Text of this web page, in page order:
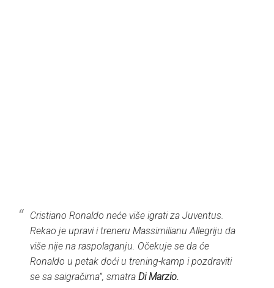
Cristiano Ronaldo neće više igrati za Juventus.
Rekao je upravi i treneru Massimilianu Allegriju da
više nije na raspolaganju. Očekuje se da će
Ronaldo u petak doći u trening-kamp i pozdraviti
se sa saigračima”, smatraDi Marzio.